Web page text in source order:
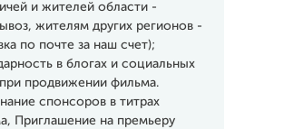
и жителей области -
жителям других регионов -
по почте за наш счет);
в блогах и социальных
продвижении фильма.
спонсоров в титрах
Приглашение на премьеру